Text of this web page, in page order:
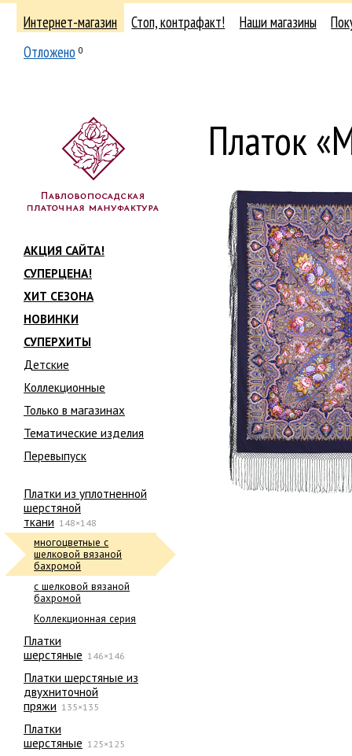
Интернет-магазин Стоп, контрафакт! Наши магазины
Отложено 0
АКЦИЯ САЙТА!
СУПЕРЦЕНА!
ХИТ СЕЗОНА
НОВИНКИ
СУПЕРХИТЫ
Детские
Коллекционные
Только в магазинах
Тематические изделия
Перевыпуск
Платки из уплотненной
шерстяной
ткани 148×148
многоцветные с
шелковой вязаной
бахромой
с шелковой вязаной
бахромой
Коллекционная серия
Платки
шерстяные 146×146
Платки шерстяные из
двухниточной
пряжи 135×135
Платки
шерстяные 125×125
Платок